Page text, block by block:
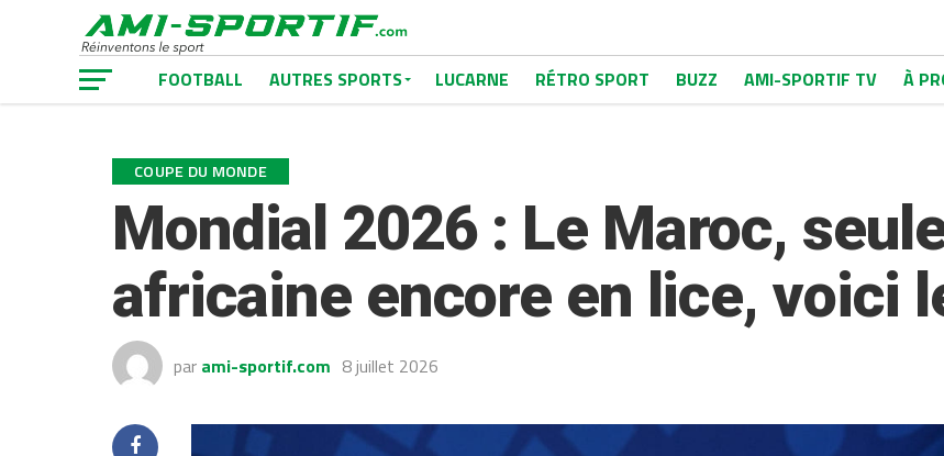
FOOTBALL AUTRES SPORTS LUCARNE RÉTRO SPORT BUZZ AMI-SPORTIF TV À
COUPE DU MONDE
Mondial 2026 : Le Maroc,
africaine encore en lice, voici
par ami-sportif.com 8 juillet 2026